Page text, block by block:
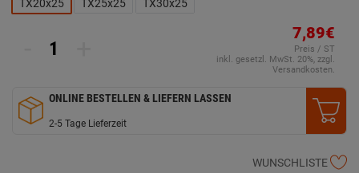
TX20x25 TX25x25 TX30x25
7,89€
Preis / ST
inkl. gesetzl. MwSt. 20%, zzgl.
Versandkosten.
ONLINE BESTELLEN & LIEFERN LASSEN
2-5 Tage Lieferzeit
WUNSCHLISTE